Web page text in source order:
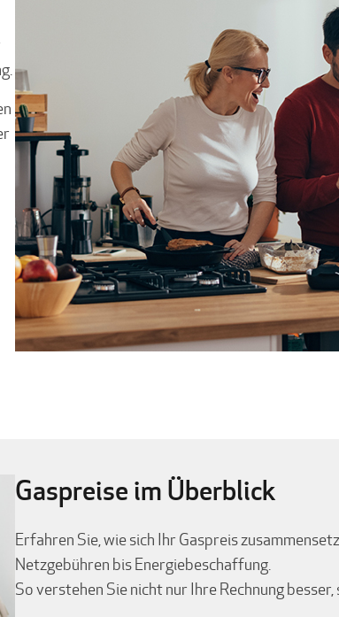
Gaspreise im Überblick
Erfahren Sie, wie sich Ihr Gaspreis
Netzgebühren bis Energiebeschaffung.
So verstehen Sie nicht nur Ihre Rechnung